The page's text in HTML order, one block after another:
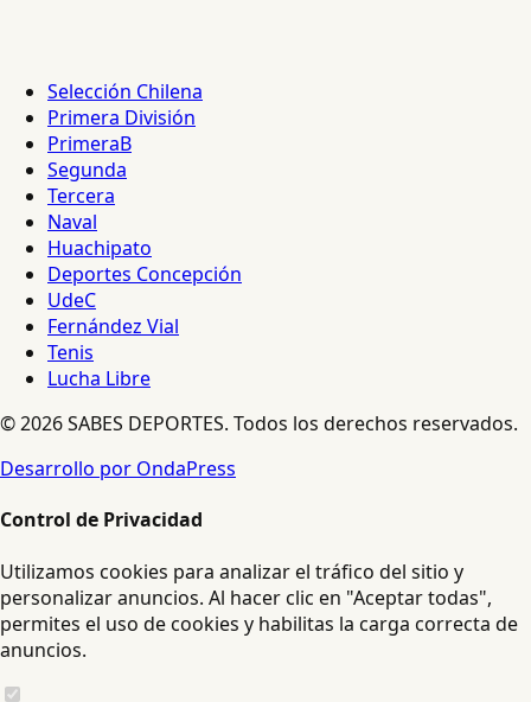
Selección Chilena
Primera División
PrimeraB
Segunda
Tercera
Naval
Huachipato
Deportes Concepción
UdeC
Fernández Vial
Tenis
Lucha Libre
© 2026 SABES DEPORTES. Todos los derechos reservados.
Desarrollo por OndaPress
Control de Privacidad
Utilizamos cookies para analizar el tráfico del sitio y
personalizar anuncios. Al hacer clic en "Aceptar todas",
permites el uso de cookies y habilitas la carga correcta de
anuncios.